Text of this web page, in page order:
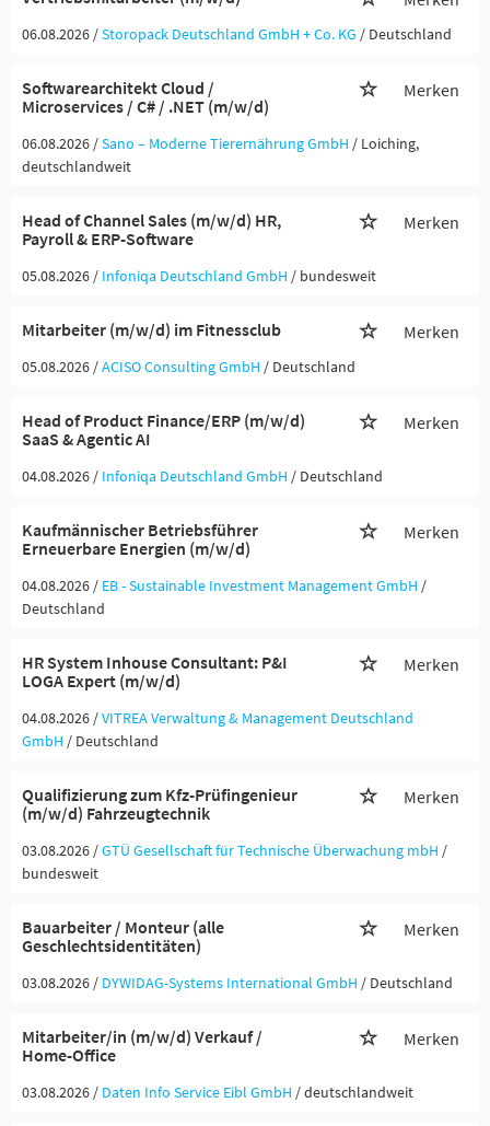
06.08.2026 /Storopack Deutschland GmbH + Co. KG / Deutschland
Softwarearchitekt Cloud /
Microservices / C# / .NET (m/w/d)
Merken
06.08.2026 /Sano – Moderne Tierernährung GmbH / Loiching,
deutschlandweit
Head of Channel Sales (m/w/d) HR,
Payroll & ERP-Software
Merken
05.08.2026 / Infoniqa Deutschland GmbH / bundesweit
Mitarbeiter (m/w/d) im Fitnessclub Merken
05.08.2026 /ACISO Consulting GmbH / Deutschland
Head of Product Finance/ERP (m/w/d)
SaaS & Agentic AI
Merken
04.08.2026 / Infoniqa Deutschland GmbH / Deutschland
Kaufmännischer Betriebsführer
Erneuerbare Energien (m/w/d)
Merken
04.08.2026 / EB - Sustainable Investment Management GmbH /
Deutschland
HR System Inhouse Consultant: P&I
LOGA Expert (m/w/d)
Merken
04.08.2026 /VITREA Verwaltung & Management Deutschland
GmbH / Deutschland
Qualifizierung zum Kfz-Prüfingenieur
(m/w/d) Fahrzeugtechnik
Merken
03.08.2026 /GTÜ Gesellschaft für Technische Überwachung mbH /
bundesweit
Bauarbeiter / Monteur (alle
Geschlechtsidentitäten)
Merken
03.08.2026 / DYWIDAG-Systems International GmbH / Deutschland
Mitarbeiter/in (m/w/d) Verkauf /
Home-Office
Merken
03.08.2026 / Daten Info Service Eibl GmbH / deutschlandweit